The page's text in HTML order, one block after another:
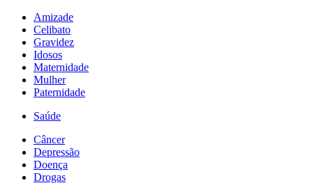
Amizade
Celibato
Gravidez
Idosos
Maternidade
Mulher
Paternidade
Saúde
Câncer
Depressão
Doença
Drogas